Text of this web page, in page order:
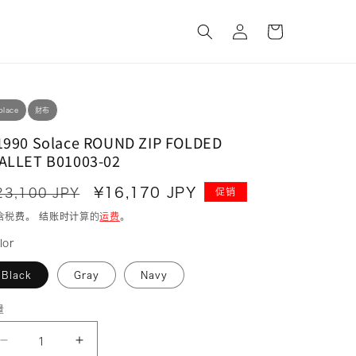
登
录
物
財布
Solace ROUND ZIP FOLDED
B01003-02
JPY
促
销
¥16,170 JPY 促销
税费。 结账时计算的运费 。
Black Gray Navy
增